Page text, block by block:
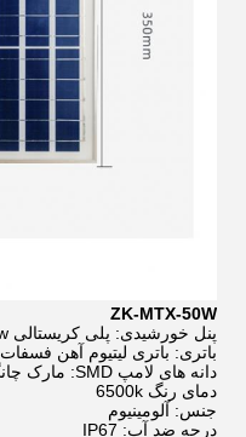
ZK-MTX-50W
پنل خورشیدی: پلی کریستالی 6V15w
باتری: باتری لیتیوم آهن فسفات 3.2V 12000mah
دمای رنگ 6500k
جنس: آلومینیوم
درجه ضد آب: IP67